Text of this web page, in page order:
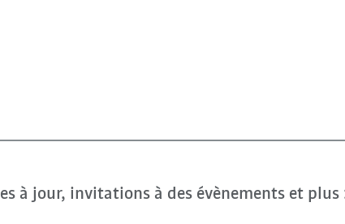
à jour, invitations à des évènements et